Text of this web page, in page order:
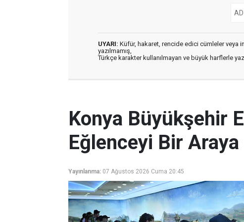
UYARI: Küfür, hakaret, rencide edici cümleler veya
yazılmamış,
Türkçe karakter kullanılmayan ve büyük harflerle
Konya Büyükşehir
Eğlenceyi Bir
Yayınlanma: 07 Ağustos 2026 Cuma 20:45